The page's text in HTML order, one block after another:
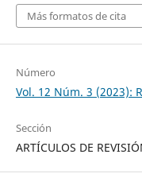
Más formatos de cita
Número
Vol. 12 Núm. 3 (2023):
Sección
ARTÍCULOS DE